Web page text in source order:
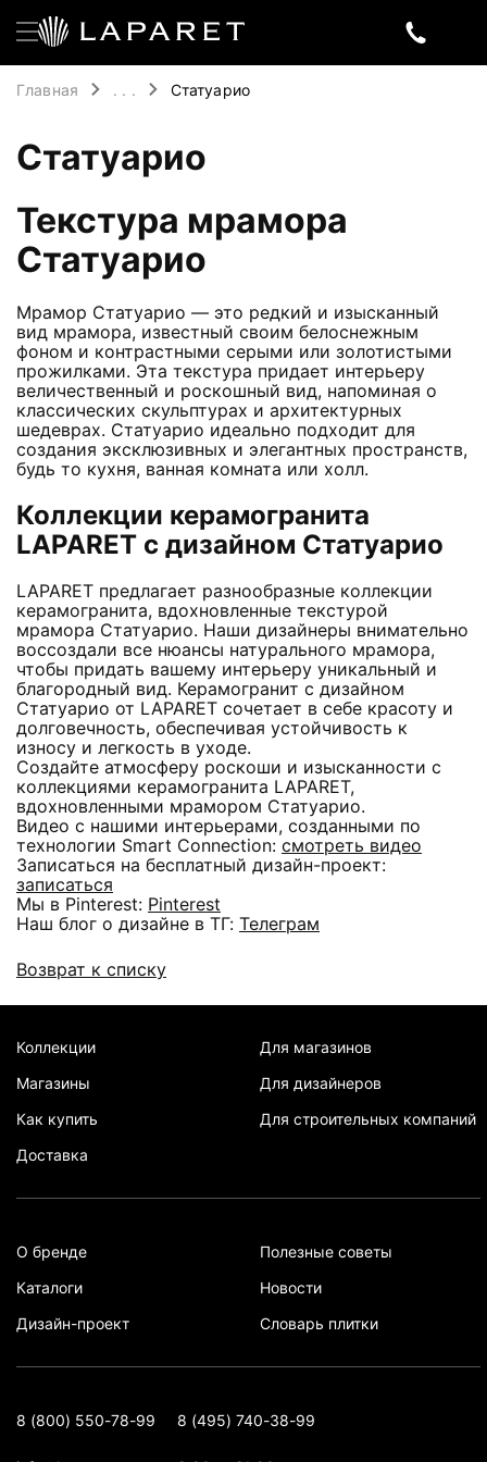
Главная . . . Статуарио
Статуарио
Текстура мрамора
Статуарио
Мрамор Статуарио — это редкий и изысканный
вид мрамора, известный своим белоснежным
фоном и контрастными серыми или золотистыми
прожилками. Эта текстура придает интерьеру
величественный и роскошный вид, напоминая о
классических скульптурах и архитектурных
шедеврах. Статуарио идеально подходит для
создания эксклюзивных и элегантных пространств,
будь то кухня, ванная комната или холл.
Коллекции керамогранита
LAPARET с дизайном Статуарио
LAPARET предлагает разнообразные коллекции
керамогранита, вдохновленные текстурой
мрамора Статуарио. Наши дизайнеры внимательно
воссоздали все нюансы натурального мрамора,
чтобы придать вашему интерьеру уникальный и
благородный вид. Керамогранит с дизайном
Статуарио от LAPARET сочетает в себе красоту и
долговечность, обеспечивая устойчивость к
износу и легкость в уходе.
Создайте атмосферу роскоши и изысканности с
коллекциями керамогранита LAPARET,
вдохновленными мрамором Статуарио.
Видео с нашими интерьерами, созданными по
технологии Smart Connection: смотреть видео
Записаться на бесплатный дизайн-проект:
записаться
Мы в Pinterest: Pinterest
Наш блог о дизайне в ТГ: Телеграм
Возврат к списку
Коллекции
Магазины
Как купить
Доставка
Для магазинов
Для дизайнеров
Для строительных компаний
О бренде
Каталоги
Дизайн-проект
Полезные советы
Новости
Словарь плитки
8 (800) 550-78-99 8 (495) 740-38-99